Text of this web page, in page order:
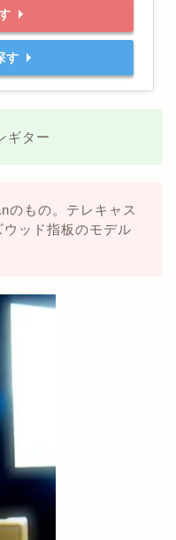
す
ギター
のもの。テレキャス
ッド指板のモデル